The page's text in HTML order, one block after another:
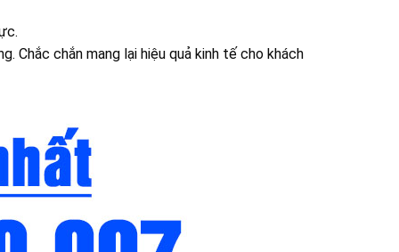
Chắc chắn mang lại hiệu quả kinh tế cho khách